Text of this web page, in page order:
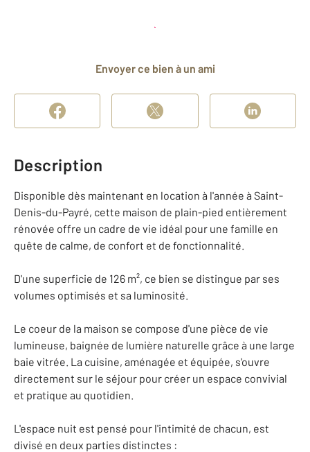
Envoyer ce bien à un ami
Description
Disponible dès maintenant en location à l'année à Saint-
Denis-du-Payré, cette maison de plain-pied entièrement
rénovée offre un cadre de vie idéal pour une famille en
quête de calme, de confort et de fonctionnalité.
D'une superficie de 126 m², ce bien se distingue par ses
volumes optimisés et sa luminosité.
Le coeur de la maison se compose d'une pièce de vie
lumineuse, baignée de lumière naturelle grâce à une large
baie vitrée. La cuisine, aménagée et équipée, s'ouvre
directement sur le séjour pour créer un espace convivial
et pratique au quotidien.
L'espace nuit est pensé pour l'intimité de chacun, est
divisé en deux parties distinctes :